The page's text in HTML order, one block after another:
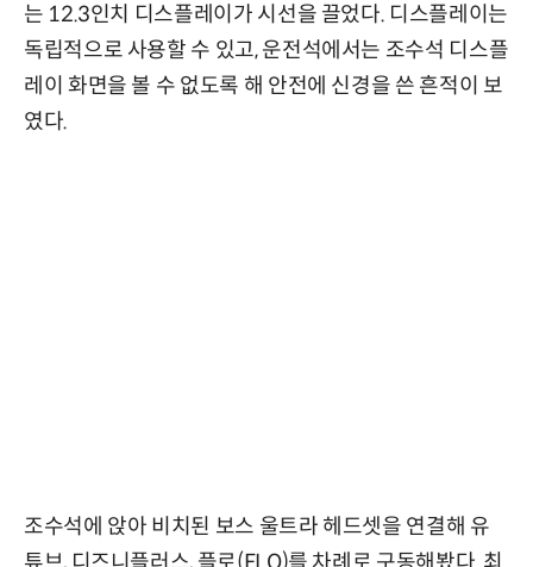
는 12.3인치 디스플레이가 시선을 끌었다. 디스플레이는
독립적으로 사용할 수 있고, 운전석에서는 조수석 디스플
레이 화면을 볼 수 없도록 해 안전에 신경을 쓴 흔적이 보
였다.
조수석에 앉아 비치된 보스 울트라 헤드셋을 연결해 유